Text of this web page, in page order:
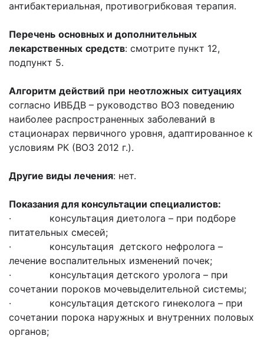
антибактериальная, противогрибковая терапия.
Перечень основных и дополнительных
лекарственных средств: смотрите пункт 12,
подпункт 5.
Алгоритм действий при неотложных ситуациях
согласно ИВБДВ – руководство ВОЗ поведению
наиболее распространенных заболеваний в
стационарах первичного уровня, адаптированное к
условиям РК (ВОЗ 2012 г.).
Другие виды лечения: нет.
Показания для консультации специалистов:
· консультация диетолога – при подборе
питательных смесей;
· консультация детского нефролога –
лечение воспалительных изменений почек;
· консультация детского уролога – при
сочетании пороков мочевыделительной системы;
· консультация детского гинеколога – при
сочетании порока наружных и внутренних половых
органов;